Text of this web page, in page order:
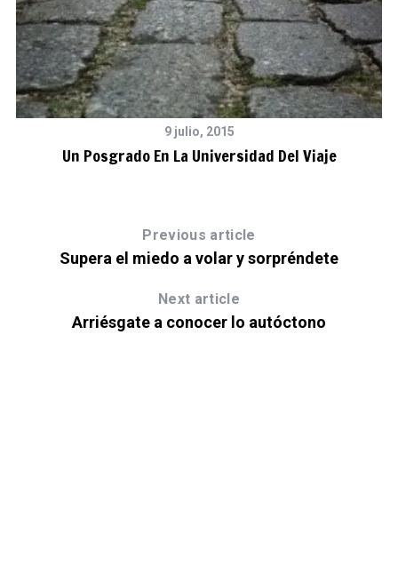
9 julio, 2015
Un Posgrado En La Universidad Del Viaje
Previous article
Supera el miedo a volar y sorpréndete
Next article
Arriésgate a conocer lo autóctono